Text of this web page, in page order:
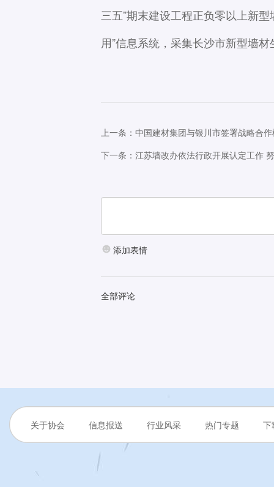
三五”期末建设工程正负零以上新
用”信息系统，采集长沙市新型墙
上一条：中国建材集团与银川市签署战略合
下一条：江苏墙改办依法行政开展认定工作
添加表情
全部评论
关于协会 信息报送 行业风采 热门专题 下